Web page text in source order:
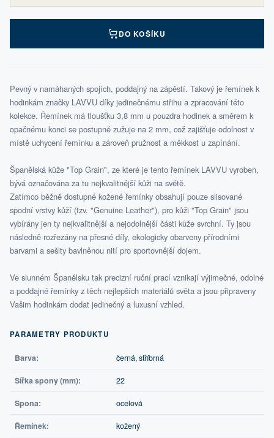
DO KOŠÍKU
Pevný v namáhaných spojích, poddajný na zápěstí. Takový je řemínek k
hodinkám značky LAVVU díky jedinečnému střihu a zpracování této
kolekce. Řemínek má tloušťku 3,8 mm u pouzdra hodinek a směrem k
opačnému konci se postupně zužuje na 2 mm, což zajišťuje odolnost v
místě uchycení řemínku a zároveň pružnost a měkkost u zapínání.
Španělská kůže "Top Grain", ze které je tento řemínek LAVVU vyroben,
bývá označována za tu nejkvalitnější kůži na světě.
Zatímco běžně dostupné kožené řemínky obsahují pouze slisované
spodní vrstvy kůží (tzv. "Genuine Leather"), pro kůži "Top Grain" jsou
vybírány jen ty nejkvalitnější a nejodolnější části kůže svrchní. Ty jsou
následně rozřezány na přesné díly, ekologicky obarveny přírodními
barvami a sešity bavlněnou nití pro sportovnější dojem.
Ve slunném Španělsku tak precizní ruční prací vznikají výjimečné, odolné
a poddajné řemínky z těch nejlepších materiálů světa a jsou připraveny
Vašim hodinkám dodat jedinečný a luxusní vzhled.
PARAMETRY PRODUKTU
Barva: černá, stříbrná
Šířka spony (mm): 22
Spona: ocelová
Řemínek: kožený